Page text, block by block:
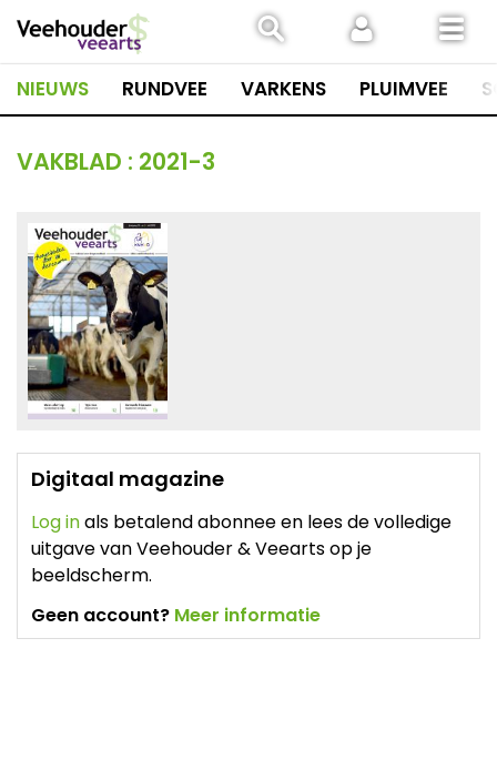
naar
inhoud
NIEUWS RUNDVEE VARKENS PLUIMVEE
VAKBLAD : 2021-3
Digitaal magazine
Log inals betalend abonnee en lees de volledige
uitgave van Veehouder & Veearts op je
beeldscherm.
Geen account? Meer informatie